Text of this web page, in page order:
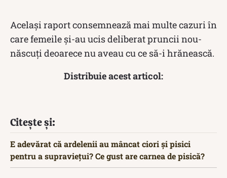
Acelaşi raport consemnează mai multe cazuri în
care femeile şi-au ucis deliberat pruncii nou-
născuţi deoarece nu aveau cu ce să-i hrănească.
Distribuie acest articol:
Citește și:
E adevărat că ardelenii au mâncat ciori și pisici
pentru a supraviețui? Ce gust are carnea de pisică?